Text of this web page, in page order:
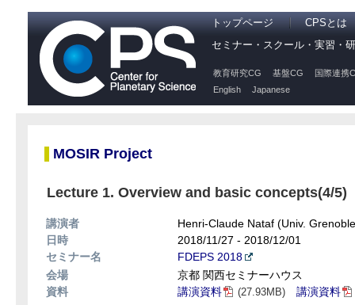
トップページ
CPSとは
セミナー・スクール・実習・
教育研究CG 基盤CG
国際連携
English
Japanese
MOSIR Project
Lecture 1. Overview and basic concepts(4/5)
講演者
Henri-Claude Nataf (Univ.
日時
2018/11/27 - 2018/12/01
セミナー名
FDEPS 2018
会場
京都 関西セミナーハウス
資料
講演資料 (27.93MB) 講演資料